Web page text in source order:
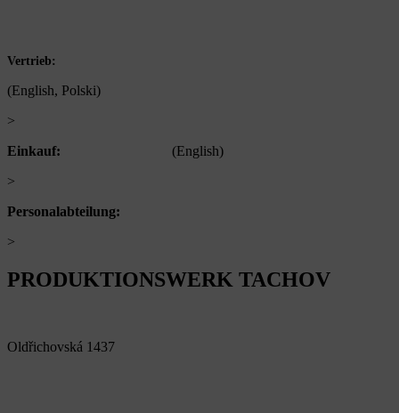
Vertrieb:
(English, Polski)
>
Einkauf:
(English)
>
Personalabteilung:
>
PRODUKTIONSWERK TACHOV​
Oldřichovská 1437